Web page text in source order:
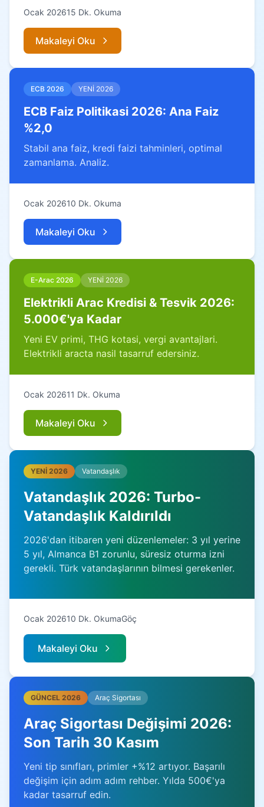
Ocak 202615 Dk. Okuma
Makaleyi Oku
ECB 2026 YENİ 2026
ECB Faiz Politikasi 2026: Ana Faiz
%2,0
Stabil ana faiz, kredi faizi tahminleri, optimal
zamanlama. Analiz.
Ocak 202610 Dk. Okuma
Makaleyi Oku
E-Arac 2026 YENİ 2026
Elektrikli Arac Kredisi & Tesvik 2026:
5.000€'ya Kadar
Yeni EV primi, THG kotasi, vergi avantajlari.
Elektrikli aracta nasil tasarruf edersiniz.
Ocak 202611 Dk. Okuma
Makaleyi Oku
YENİ 2026 Vatandaşlık
Vatandaşlık 2026: Turbo-
Vatandaşlık Kaldırıldı
2026'dan itibaren yeni düzenlemeler: 3 yıl yerine
5 yıl, Almanca B1 zorunlu, süresiz oturma izni
gerekli. Türk vatandaşlarının bilmesi gerekenler.
Ocak 202610 Dk. OkumaGöç
Makaleyi Oku
GÜNCEL 2026 Araç Sigortası
Araç Sigortası Değişimi 2026:
Son Tarih 30 Kasım
Yeni tip sınıfları, primler +%12 artıyor. Başarılı
değişim için adım adım rehber. Yılda 500€'ya
kadar tasarruf edin.